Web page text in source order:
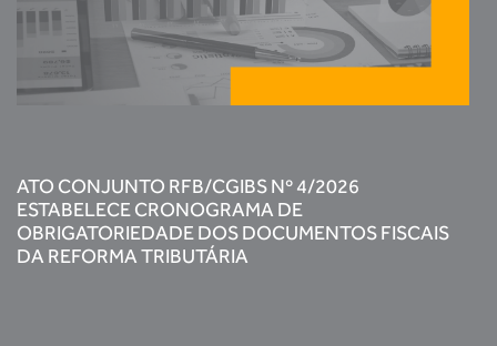
ATO CONJUNTO RFB/CGIBS Nº 4/2026
ESTABELECE CRONOGRAMA DE
OBRIGATORIEDADE DOS DOCUMENTOS FISCAIS
DA REFORMA TRIBUTÁRIA